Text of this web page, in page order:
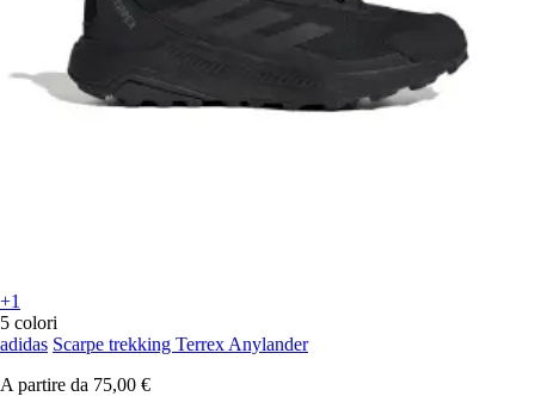
+1
5 colori
adidas Scarpe trekking Terrex Anylander
A partire da 75,00 €